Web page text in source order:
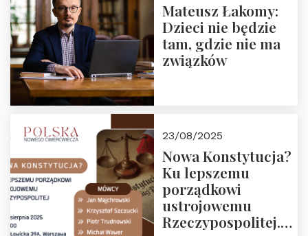
Mateusz Łakomy:
Dzieci nie będzie
tam, gdzie nie ma
związków
23/08/2025
Nowa Konstytucja?
Ku lepszemu
porządkowi
ustrojowemu
Rzeczypospolitej.